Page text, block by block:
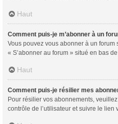
Haut
Comment puis-je m’abonner à un
Vous pouvez vous abonner à un
« S’abonner au forum » situé en bas
Haut
Comment puis-je résilier mes
Pour résilier vos abonnements,
contrôle de l’utilisateur et suivre le lien